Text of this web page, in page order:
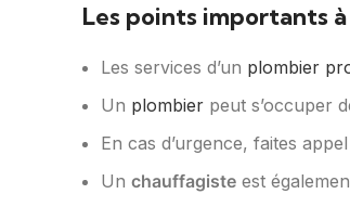
Les points importants
Les services d’un plombier
Un plombier peut s’occuper
En cas d’urgence, faites
Un chauffagiste est